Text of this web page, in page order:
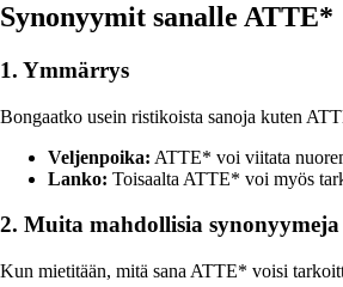
Synonyymit sanalle ATTE*
1. Ymmärrys
Bongaatko usein ristikoista sanoja kuten
Veljenpoika: ATTE* voi viitata
Lanko: Toisaalta ATTE* voi myös
2. Muita mahdollisia synonyymeja
Kun mietitään, mitä sana ATTE* voisi